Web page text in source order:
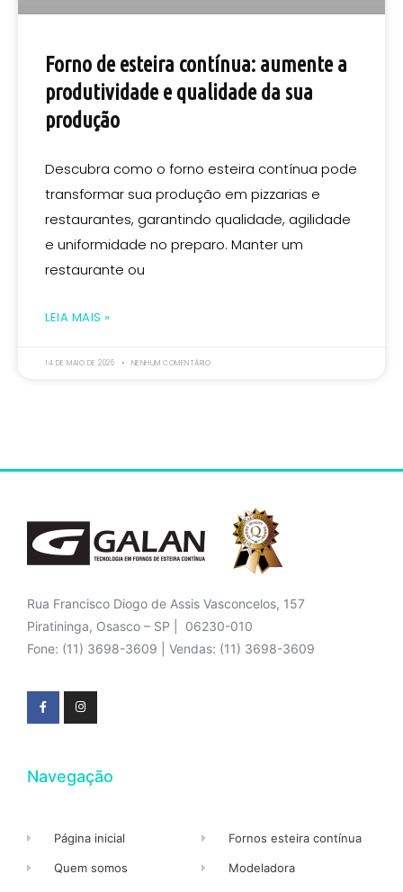
Forno de esteira contínua: aumente a
produtividade e qualidade da sua
produção
Descubra como o forno esteira contínua pode
transformar sua produção em pizzarias e
restaurantes, garantindo qualidade, agilidade
e uniformidade no preparo. Manter um
restaurante ou
LEIA MAIS »
14 DE MAIO DE 2026 NENHUM COMENTÁRIO
Rua Francisco Diogo de Assis Vasconcelos, 157
Piratininga, Osasco – SP | 06230-010
Fone: (11) 3698-3609 | Vendas: (11) 3698-3609
Navegação
Página inicial
Quem somos
Fornos esteira contínua
Modeladora